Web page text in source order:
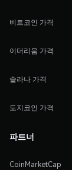
비트코인 가격
이더리움 가격
솔라나 가격
도지코인 가격
파트너
CoinMarketCap